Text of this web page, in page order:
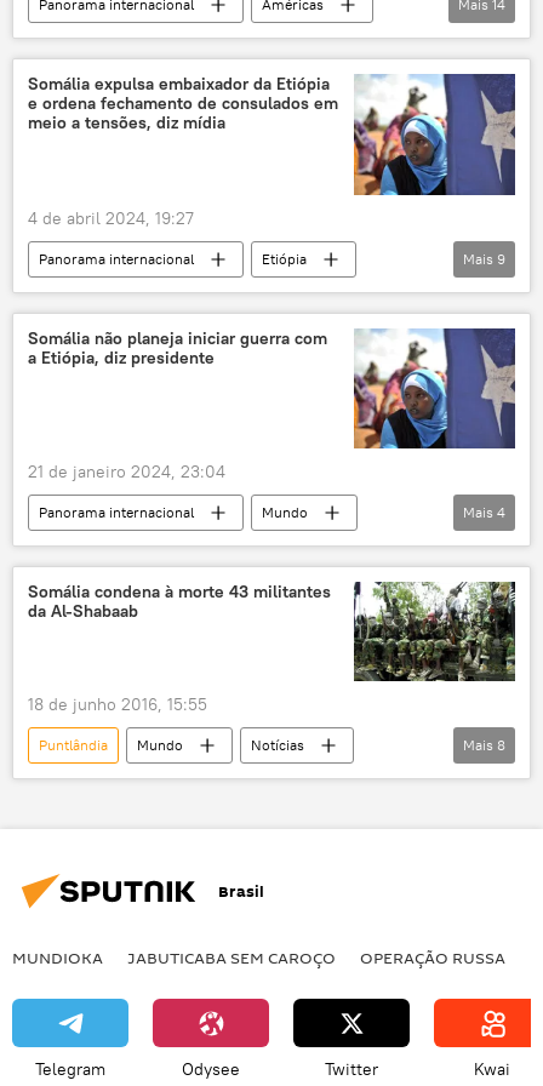
Oriente Médio e África
Panorama internacional
Américas
Benjamin Netanyahu
Marrocos
Somália
Washington
Casa Branca
Oriente Médio e África
EUA
realocação
deslocamento
Mais 14
Somália expulsa embaixador da Etiópia
e ordena fechamento de consulados em
meio a tensões, diz mídia
4 de abril 2024, 19:27
Panorama internacional
Etiópia
Mogadíscio
Somália
Hassan Sheikh Mohamud
Somalilândia
expulsão
embaixador
relações diplomáticas
Mais 9
Somália não planeja iniciar guerra com
a Etiópia, diz presidente
21 de janeiro 2024, 23:04
Panorama internacional
Mundo
Hassan Sheikh Mohamud
Etiópia
Somália
Somalilândia
Mais 4
Somália condena à morte 43 militantes
da Al-Shabaab
18 de junho 2016, 15:55
Puntlândia Mundo
Notícias
Somália
Nigéria
África
União Africana
Mais 8
Brasil
MUNDIOKA JABUTICABA SEM CAROÇO OPERAÇÃO RUSSA
Telegram Odysee Twitter Kwai